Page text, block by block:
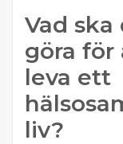
Vad ska
göra för
leva ett
liv?